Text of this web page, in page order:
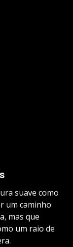
suave como
um caminho
mas que
um raio de